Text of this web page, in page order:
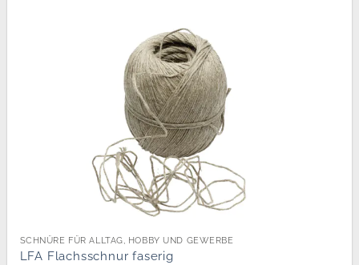
SCHNÜRE FÜR ALLTAG, HOBBY UND GEWERBE
LFA Flachsschnur faserig